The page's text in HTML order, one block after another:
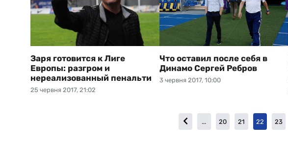
25 червня 2017, 21:02
Заря готовится к Лиге
Европы: разгром и
нереализованный пенальти
3 червня 2017, 10:00
Что оставил после себя в
Динамо Сергей Ребров
... 20 21 22 23